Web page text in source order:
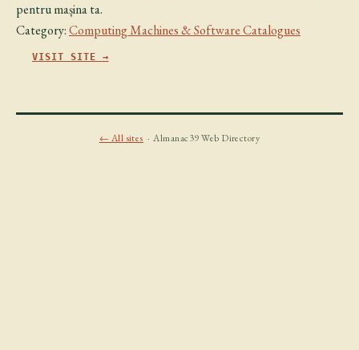
pentru mașina ta.
Category:Computing Machines & Software Catalogues
VISIT SITE →
← All sites · Almanac39 Web Directory